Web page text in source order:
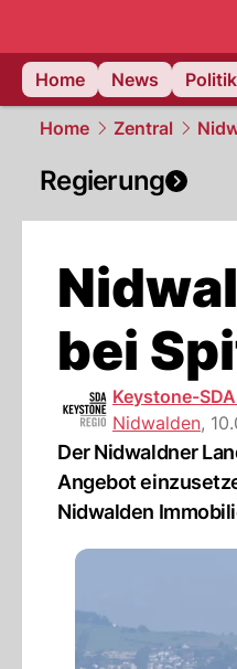
Home
News Politik
Home Zentral
Regierung
bei
Keystone-
Nidwalden,
Der Nidwaldner
Angebot
Nidwalden